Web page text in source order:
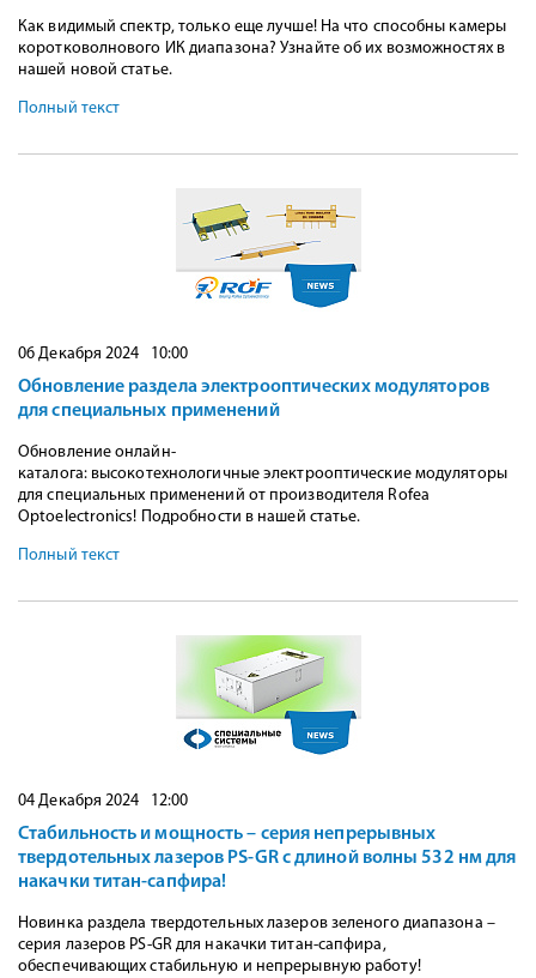
Как видимый спектр, только еще лучше! На что способны камеры
коротковолнового ИК диапазона? Узнайте об их возможностях в
нашей новой статье.
Полный текст
06 Декабря 2024 10:00
Обновление раздела электрооптических модуляторов
для специальных применений
Обновление онлайн-
каталога: высокотехнологичные электрооптические модуляторы
для специальных применений от производителя Rofea
Optoelectronics! Подробности в нашей статье.
Полный текст
04 Декабря 2024 12:00
Стабильность и мощность – серия непрерывных
твердотельных лазеров PS-GR с длиной волны 532 нм для
накачки титан-сапфира!
Новинка раздела твердотельных лазеров зеленого диапазона –
серия лазеров PS-GR для накачки титан-сапфира,
обеспечивающих стабильную и непрерывную работу!